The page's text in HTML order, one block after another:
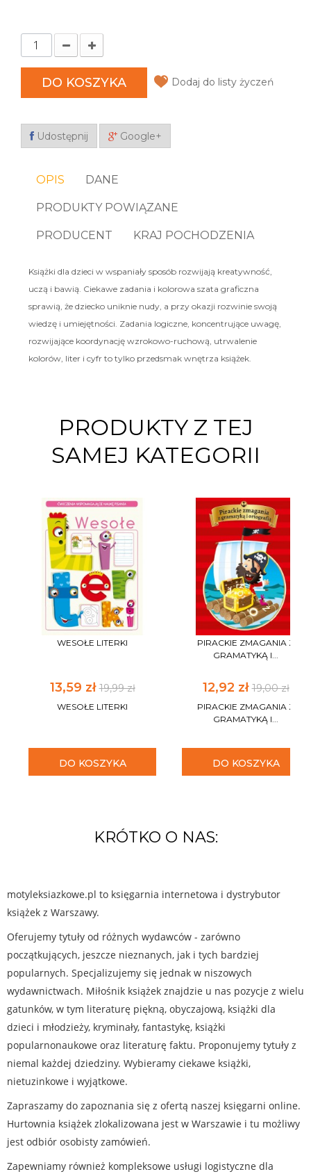
DO KOSZYKA Dodaj do listy życzeń
Udostępnij Google+
OPIS DANE
PRODUKTY POWIĄZANE
PRODUCENT KRAJ POCHODZENIA
Książki dla dzieci w wspaniały sposób rozwijają kreatywność,
uczą i bawią. Ciekawe zadania i kolorowa szata graficzna
sprawią, że dziecko uniknie nudy, a przy okazji rozwinie swoją
wiedzę i umiejętności. Zadania logiczne, koncentrujące uwagę,
rozwijające koordynację wzrokowo-ruchową, utrwalenie
kolorów, liter i cyfr to tylko przedsmak wnętrza książek.
PRODUKTY Z TEJ
SAMEJ KATEGORII
WESOŁE LITERKI
13,59 zł19,99 zł
WESOŁE LITERKI
DO KOSZYKA
PIRACKIE ZMAGANIA Z
GRAMATYKĄ I...
12,92 zł19,00 zł
PIRACKIE ZMAGANIA Z
GRAMATYKĄ I...
DO KOSZYKA
KRÓTKO O NAS:
motyleksiazkowe.pl to księgarnia internetowa i dystrybutor
książek z Warszawy.
Oferujemy tytuły od różnych wydawców - zarówno
początkujących, jeszcze nieznanych, jak i tych bardziej
popularnych. Specjalizujemy się jednak w niszowych
wydawnictwach. Miłośnik książek znajdzie u nas pozycje z wielu
gatunków, w tym literaturę piękną, obyczajową, książki dla
dzieci i młodzieży, kryminały, fantastykę, książki
popularnonaukowe oraz literaturę faktu. Proponujemy tytuły z
niemal każdej dziedziny. Wybieramy ciekawe książki,
nietuzinkowe i wyjątkowe.
Zapraszamy do zapoznania się z ofertą naszej księgarni online.
Hurtownia książek zlokalizowana jest w Warszawie i tu możliwy
jest odbiór osobisty zamówień.
Zapewniamy również kompleksowe usługi logistyczne dla